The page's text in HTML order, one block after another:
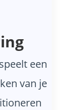
een
van je